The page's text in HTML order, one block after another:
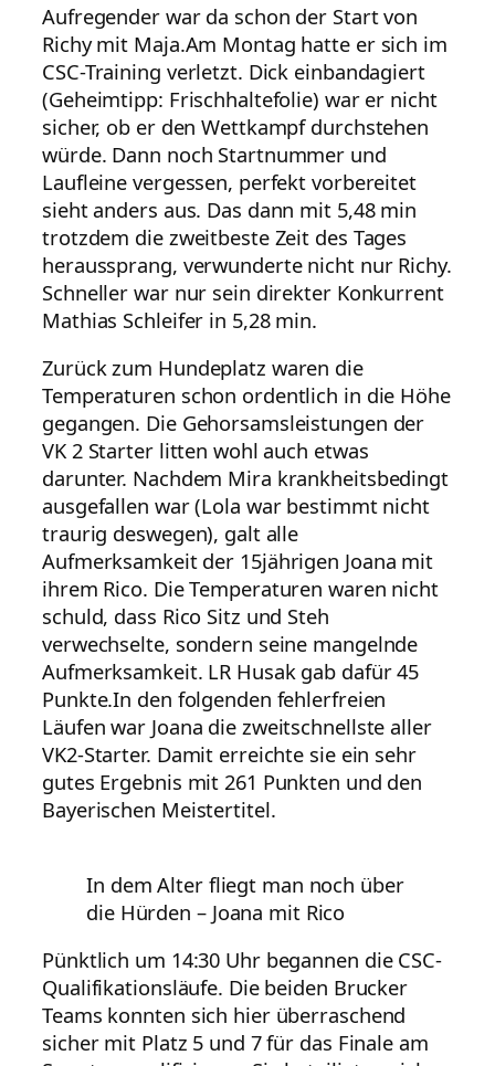
Aufregender war da schon der Start von
Richy mit Maja.Am Montag hatte er sich im
CSC-Training verletzt. Dick einbandagiert
(Geheimtipp: Frischhaltefolie) war er nicht
sicher, ob er den Wettkampf durchstehen
würde. Dann noch Startnummer und
Laufleine vergessen, perfekt vorbereitet
sieht anders aus. Das dann mit 5,48 min
trotzdem die zweitbeste Zeit des Tages
heraussprang, verwunderte nicht nur Richy.
Schneller war nur sein direkter Konkurrent
Mathias Schleifer in 5,28 min.
Zurück zum Hundeplatz waren die
Temperaturen schon ordentlich in die Höhe
gegangen. Die Gehorsamsleistungen der
VK 2 Starter litten wohl auch etwas
darunter. Nachdem Mira krankheitsbedingt
ausgefallen war (Lola war bestimmt nicht
traurig deswegen), galt alle
Aufmerksamkeit der 15jährigen Joana mit
ihrem Rico. Die Temperaturen waren nicht
schuld, dass Rico Sitz und Steh
verwechselte, sondern seine mangelnde
Aufmerksamkeit. LR Husak gab dafür 45
Punkte.In den folgenden fehlerfreien
Läufen war Joana die zweitschnellste aller
VK2-Starter. Damit erreichte sie ein sehr
gutes Ergebnis mit 261 Punkten und den
Bayerischen Meistertitel.
In dem Alter fliegt man noch über
die Hürden – Joana mit Rico
Pünktlich um 14:30 Uhr begannen die CSC-
Qualifikationsläufe. Die beiden Brucker
Teams konnten sich hier überraschend
sicher mit Platz 5 und 7 für das Finale am